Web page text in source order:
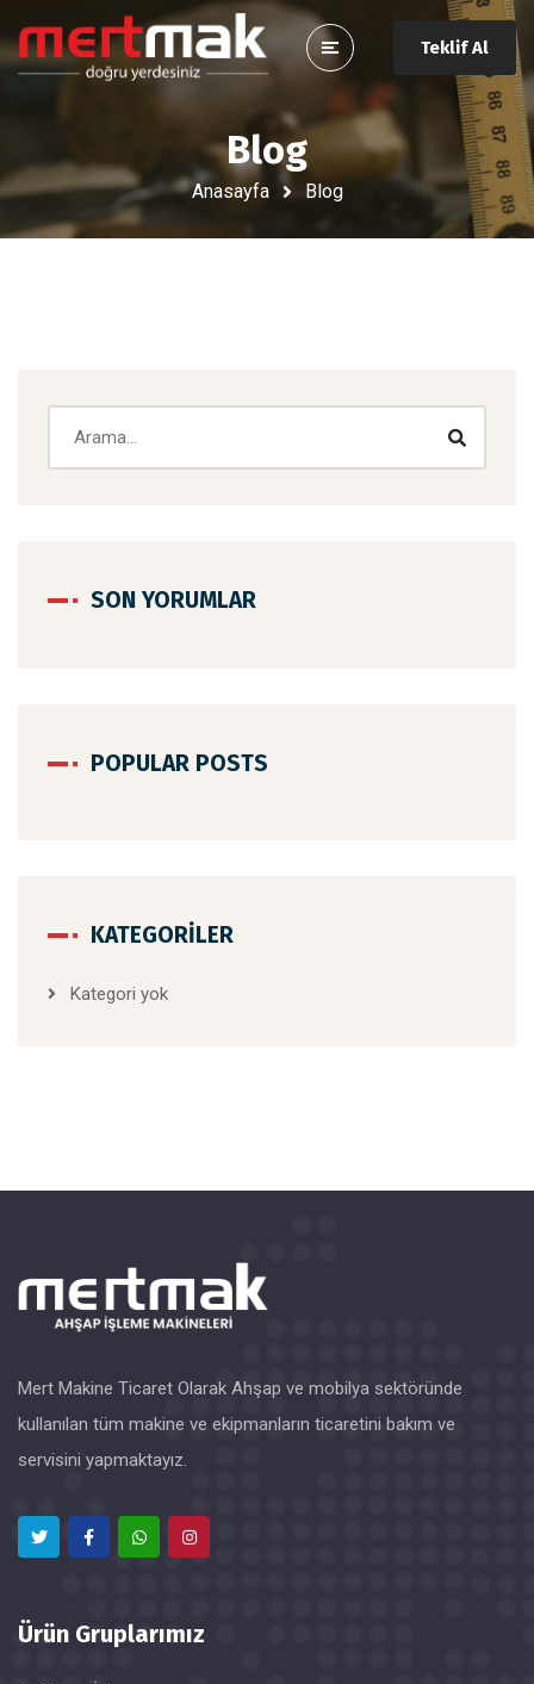
Teklif Al
Blog
Anasayfa Blog
SON YORUMLAR
POPULAR POSTS
KATEGORILER
Kategori yok
Mert Makine Ticaret Olarak Ahşap ve mobilya sektöründe
kullanılan tüm makine ve ekipmanların ticaretini bakım ve
servisini yapmaktayız.
Ürün Gruplarımız